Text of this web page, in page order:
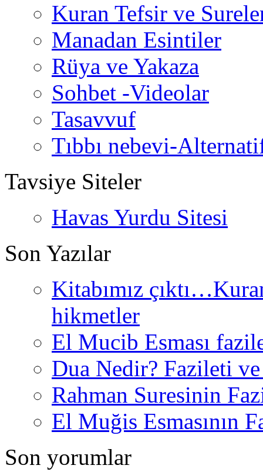
Kuran Tefsir ve
Manadan Esintiler
Rüya ve Yakaza
Sohbet -Videolar
Tasavvuf
Tıbbı nebevi-
Tavsiye Siteler
Havas Yurdu Sitesi
Son Yazılar
Kitabımız
hikmetler
El Mucib Esması
Dua Nedir? Fazileti
Rahman Suresinin
El Muğis Esmasının
Son yorumlar